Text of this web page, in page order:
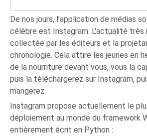
De nos jours, l’application de médias
célèbre est Instagram. L'actualité très
collectée par les éditeurs et la
chronologie. Cela attire les jeunes en
de la nourriture devant vous, vous la
puis la téléchargerez sur Instagram,
mangerez.
Instagram propose actuellement le
déploiement au monde du framework
entièrement écrit en Python :